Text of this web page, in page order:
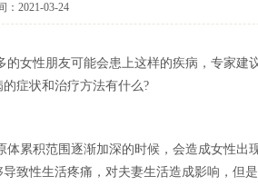
：2021-03-24
女性朋友可能会患上这样的疾病，专家建
症状和治疗方法有什么?
累积范围逐渐加深的时候，会造成女性出
致性生活疼痛，对夫妻生活造成影响，但